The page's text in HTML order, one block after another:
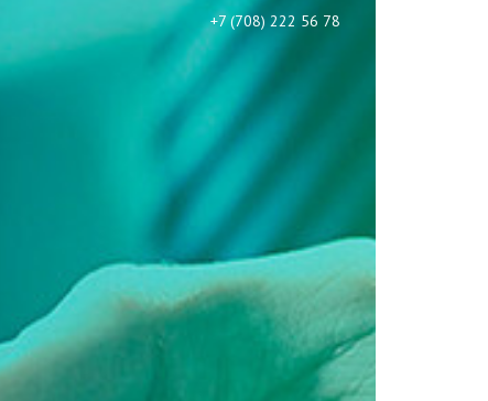
+7 (708) 222 56 78